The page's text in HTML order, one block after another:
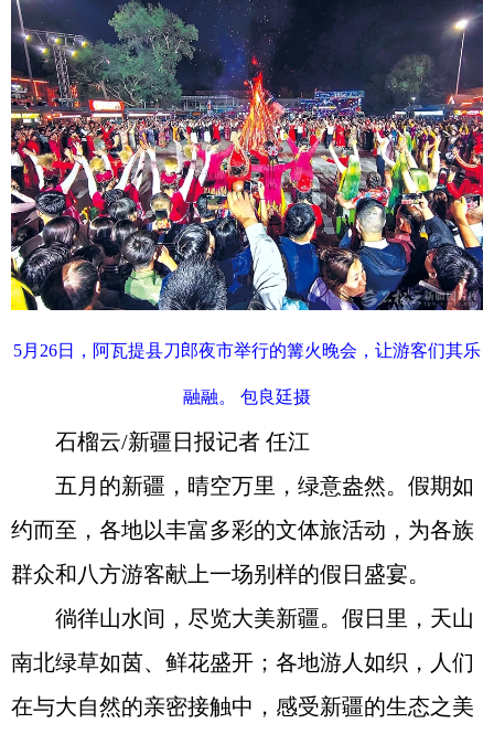
5月26日，阿瓦提县刀郎夜市举行的篝火晚会，让游客们其乐
融融。 包良廷摄
石榴云/新疆日报记者 任江
五月的新疆，晴空万里，绿意盎然。假期如
约而至，各地以丰富多彩的文体旅活动，为各族
群众和八方游客献上一场别样的假日盛宴。
徜徉山水间，尽览大美新疆。假日里，天山
南北绿草如茵、鲜花盛开；各地游人如织，人们
在与大自然的亲密接触中，感受新疆的生态之美